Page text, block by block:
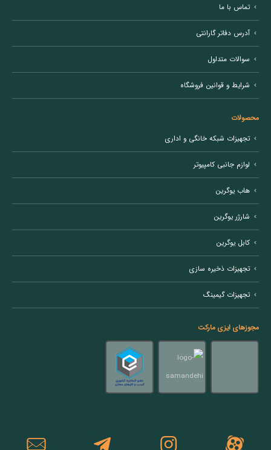
تماس با ما
آدرس دفاتر گارانتی
سوالات متداول
شرایط و قوانین فروشگاه
محصولات
تجهیزات شبکه خانگی و اداری
لوازم جانبی کامپیوتر
هاب یوگرین
شارژر یوگرین
کابل یوگرین
تجهیزات ذخیره سازی
تجهیزات گیمینگ
مجوزهای ایزی مارکت